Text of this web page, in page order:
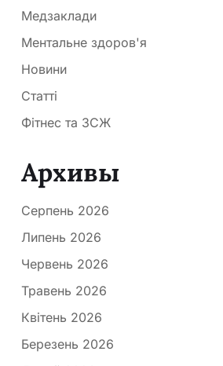
Медзаклади
Ментальне здоров'я
Новини
Статті
Фітнес та ЗСЖ
Архивы
Серпень 2026
Липень 2026
Червень 2026
Травень 2026
Квітень 2026
Березень 2026